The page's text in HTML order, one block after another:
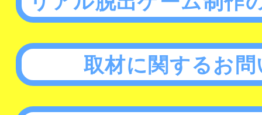
取材に関するお